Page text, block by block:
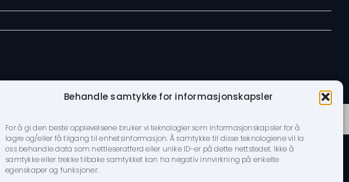
Behandle samtykke for informasjonskapsler
For å gi den beste opplevelsene bruker vi teknologier som informasjonskapsler for å
lagre og/eller få tilgang til enhetsinformasjon. Å samtykke til disse teknologiene vil la
oss behandle data som nettleseratferd eller unike ID-er på dette nettstedet. Ikke å
samtykke eller trekke tilbake samtykket kan ha negativ innvirkning på enkelte
egenskaper og funksjoner.